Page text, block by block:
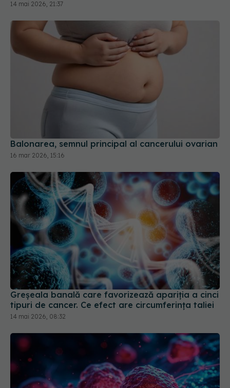
16 mar 2026, 15:16
Greșeala banală care favorizează apariția a cinci
tipuri de cancer. Ce efect are circumferința taliei
14 mai 2026, 08:32